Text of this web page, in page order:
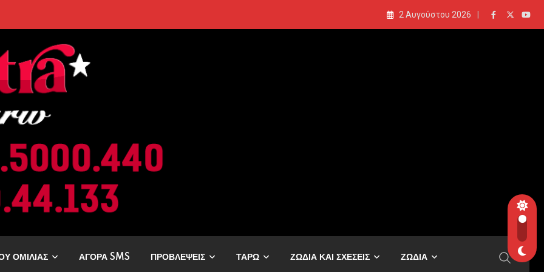
Οι Επόμενες Μέρες Κρύβουν ΣΟΚ για αυτά τα Ζώδια» 2 Αυγούστου 2026
ΟΜΙΛΙΑΣ ΑΓΟΡΑ SMS ΠΡΟΒΛΕΨΕΙΣ ΤΑΡΩ ΖΩΔΙΑ ΚΑΙ ΣΧΕΣΕΙΣ ΖΩΔΙΑ